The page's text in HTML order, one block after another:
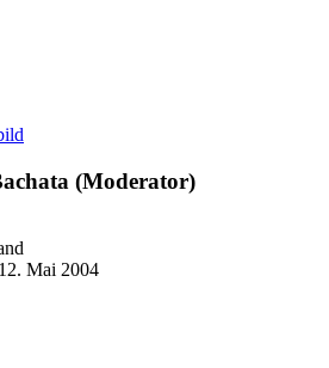
(Moderator)
Mai 2004